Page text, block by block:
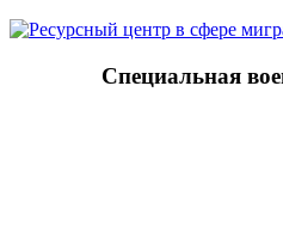
Специальная